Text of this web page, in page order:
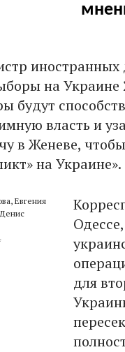
на
будут
власть и
в Женеве,
на Украине».
Евгения
для